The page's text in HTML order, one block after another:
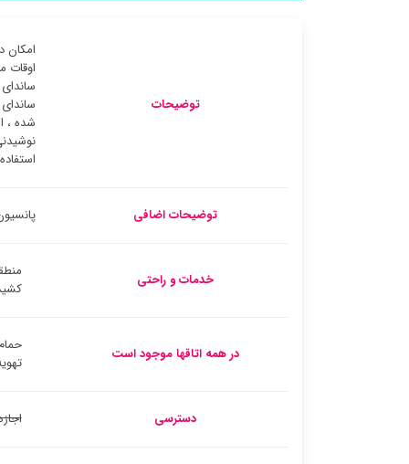
توضیحات
امکان
اوقات
شده ،
توضیحات اضافی
خدمات و راحتی
در همه اتاقها موجود است
دسترسی